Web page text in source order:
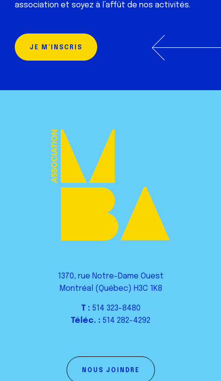
association et soyez à l’affût de nos activités.
JE M’INSCRIS
1370, rue Notre-Dame Ouest
Montréal (Québec) H3C 1K8
T : 514 323-8480
Téléc. : 514 282-4292
NOUS JOINDRE